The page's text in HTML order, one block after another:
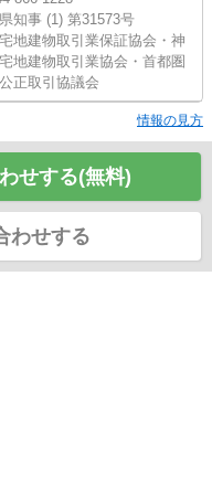
知事 (1) 第31573号
地建物取引業保証協会・神
地建物取引業協会・首都圏
正取引協議会
情報の見方
せする(無料)
わせする